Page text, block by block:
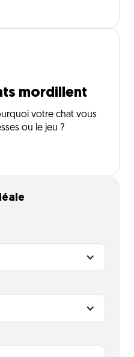
mordillent
votre chat vous
ou le jeu ?